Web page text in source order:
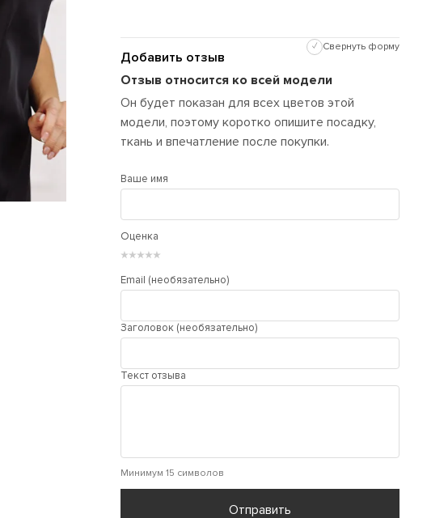
Добавить отзыв
✓ Свернуть форму
Отзыв относится ко всей модели
Он будет показан для всех цветов этой
модели, поэтому коротко опишите посадку,
ткань и впечатление после покупки.
Ваше имя
Оценка
★
★
★
★
★
Email (необязательно)
Заголовок (необязательно)
Текст отзыва
Минимум 15 символов
Отправить